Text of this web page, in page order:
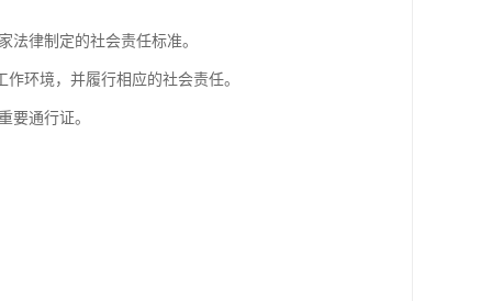
法律制定的社会责任标准。
环境，并履行相应的社会责任。
要通行证。